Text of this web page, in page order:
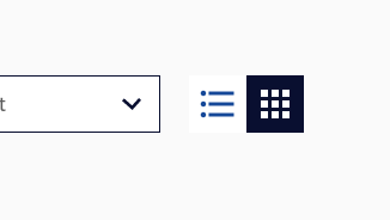
format_list_bulleted apps